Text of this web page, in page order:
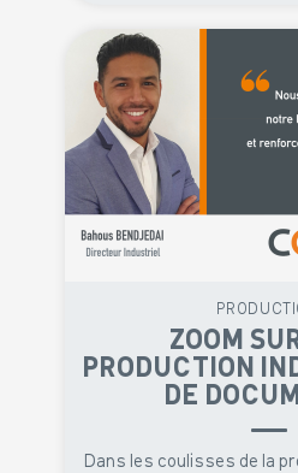
ZOOM
PRODUCTION
DE
Dans les coulisses de la